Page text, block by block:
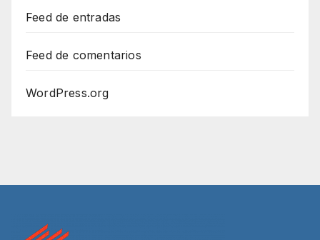
Feed de entradas
Feed de comentarios
WordPress.org